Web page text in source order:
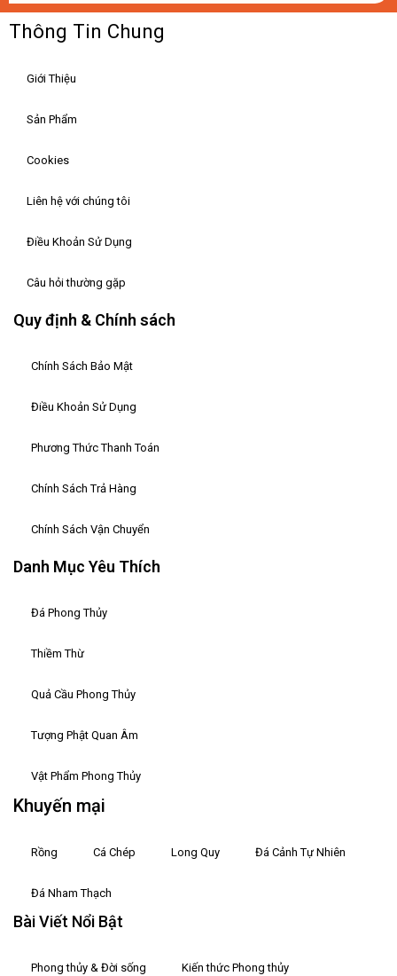
Thông Tin Chung
Giới Thiệu
Sản Phẩm
Cookies
Liên hệ với chúng tôi
Điều Khoản Sử Dụng
Câu hỏi thường gặp
Quy định & Chính sách
Chính Sách Bảo Mật
Điều Khoản Sử Dụng
Phương Thức Thanh Toán
Chính Sách Trả Hàng
Chính Sách Vận Chuyển
Danh Mục Yêu Thích
Đá Phong Thủy
Thiềm Thừ
Quả Cầu Phong Thủy
Tượng Phật Quan Âm
Vật Phẩm Phong Thủy
Khuyến mại
Rồng Cá Chép Long Quy Đá Cảnh Tự Nhiên
Đá Nham Thạch
Bài Viết Nổi Bật
Phong thủy & Đời sống Kiến thức Phong thủy